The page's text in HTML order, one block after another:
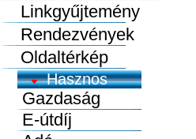
Linkgyűjtemény
Rendezvények
Oldaltérkép